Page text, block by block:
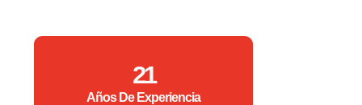
21
Años De Experiencia